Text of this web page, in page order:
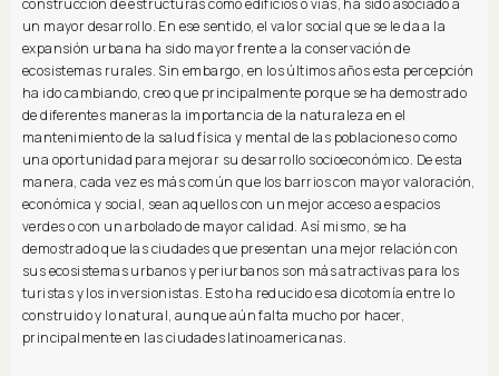
construcción de estructuras como edificios o vías, ha sido asociado a
un mayor desarrollo. En ese sentido, el valor social que se le da a la
expansión urbana ha sido mayor frente a la conservación de
ecosistemas rurales. Sin embargo, en los últimos años esta percepción
ha ido cambiando, creo que principalmente porque se ha demostrado
de diferentes maneras la importancia de la naturaleza en el
mantenimiento de la salud física y mental de las poblaciones o como
una oportunidad para mejorar su desarrollo socioeconómico. De esta
manera, cada vez es más común que los barrios con mayor valoración,
económica y social, sean aquellos con un mejor acceso a espacios
verdes o con un arbolado de mayor calidad. Así mismo, se ha
demostrado que las ciudades que presentan una mejor relación con
sus ecosistemas urbanos y periurbanos son más atractivas para los
turistas y los inversionistas. Esto ha reducido esa dicotomía entre lo
construido y lo natural, aunque aún falta mucho por hacer,
principalmente en las ciudades latinoamericanas.